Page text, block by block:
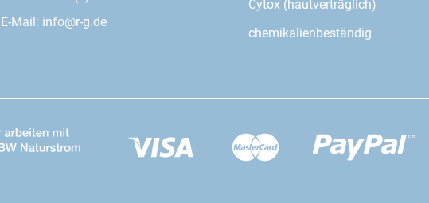
E-Mail: info@r-g.de
Cytox (hautverträglich)
chemikalienbeständig